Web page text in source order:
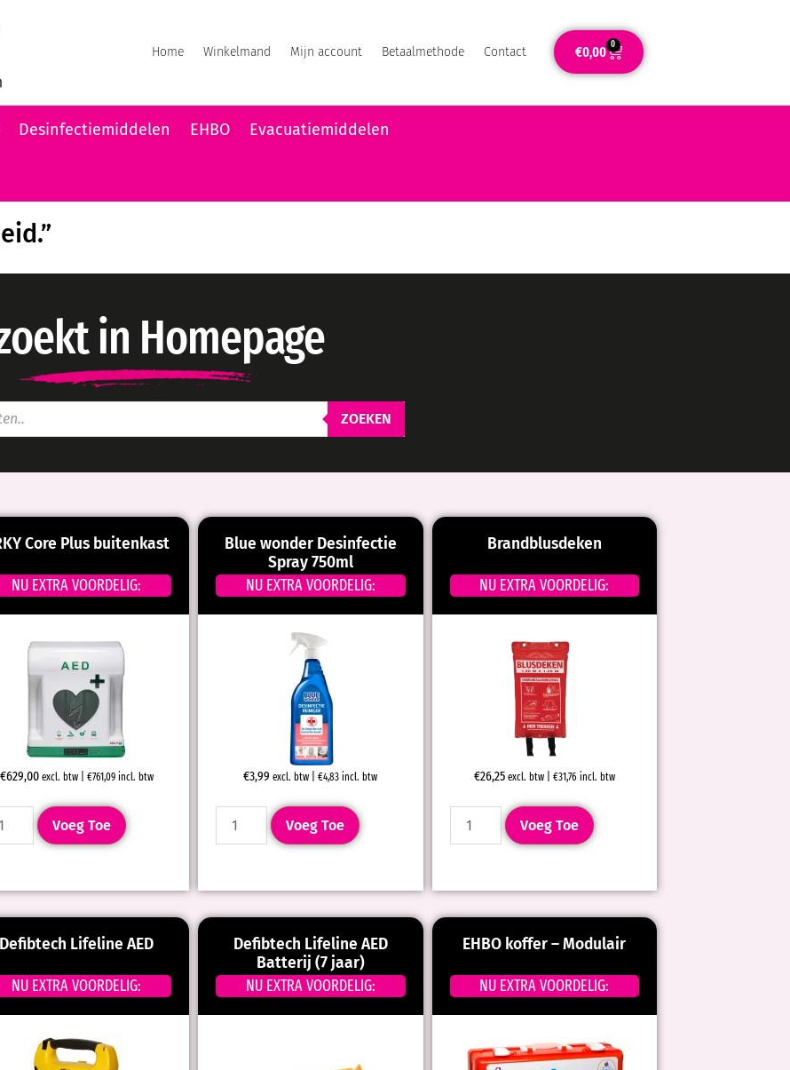
Home Winkelmand Mijn account Betaalmethode Contact €0,00 0
Desinfectiemiddelen EHBO Evacuatiemiddelen
in Homepage
ZOEKEN
Core Plus buitenkast
NU EXTRA VOORDELIG:
€629,00 excl. btw | €761,09incl. btw
Voeg Toe
Blue wonder Desinfectie
Spray 750ml
NU EXTRA VOORDELIG:
€3,99 excl. btw |€4,83 incl. btw
Voeg Toe
Brandblusdeken
NU EXTRA VOORDELIG:
€26,25 excl. btw | €31,76 incl. btw
Voeg Toe
Defibtech Lifeline AED
NU EXTRA VOORDELIG:
Defibtech Lifeline AED
Batterij (7 jaar)
NU EXTRA VOORDELIG:
EHBO koffer – Modulair
NU EXTRA VOORDELIG: